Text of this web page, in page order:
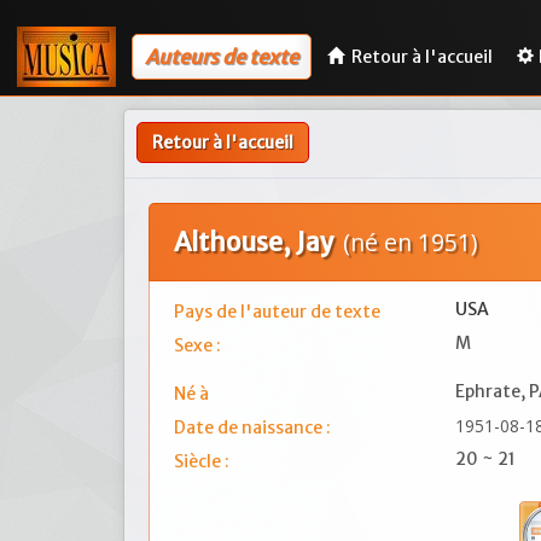
Auteurs de texte Retour à l'accueil
Retour à l'accueil
Althouse, Jay (né en 1951)
Pays de l'auteur de texte
USA
Sexe :
M
Né à
Ephrate,
Date de naissance :
1951-08-
Siècle : 20 ~ 21